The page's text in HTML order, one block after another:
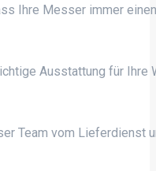
Ihre Messer immer
Ausstattung für Ihre
Team vom Lieferdienst